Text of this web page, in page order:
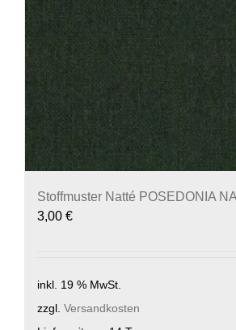
Stoffmuster Natté POSEDONIA
3,00 €
inkl. 19 % MwSt.
zzgl. Versandkosten